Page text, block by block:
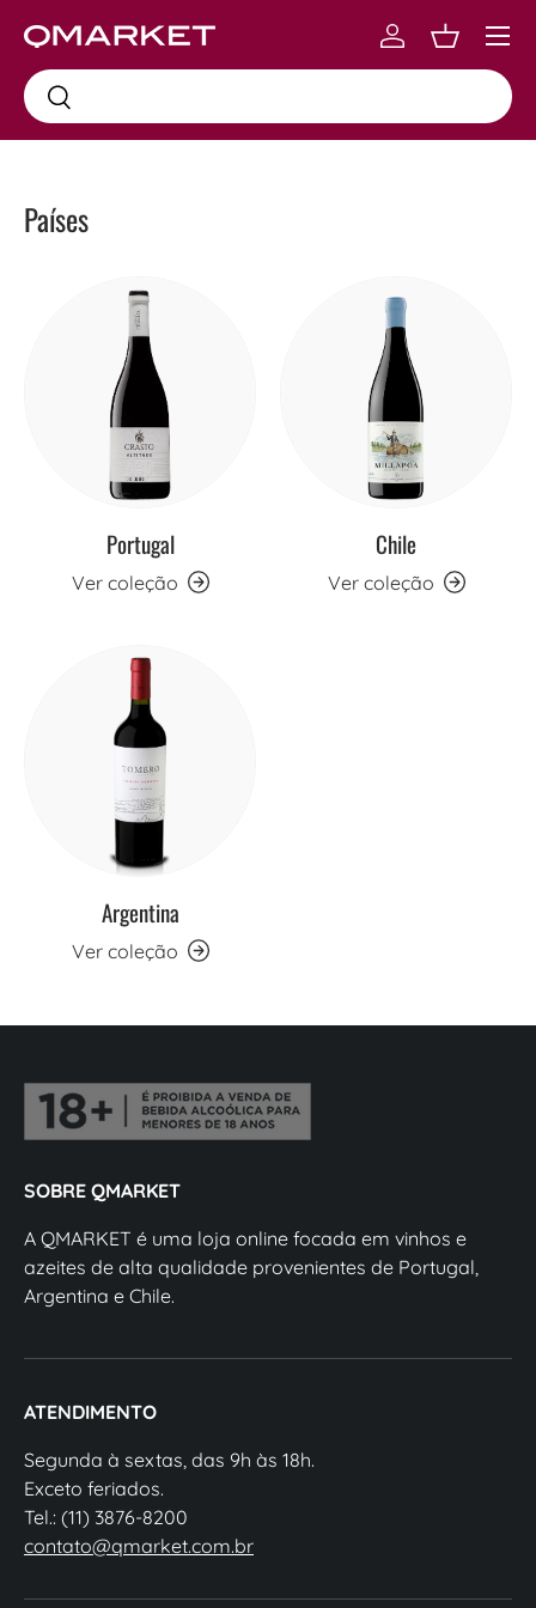
Skip to content
Busca
Busca
Log inCarrinho
Menu
Países
Portugal
Ver coleção
Chile
Ver coleção
Argentina
Ver coleção
SOBRE QMARKET
A QMARKET é uma loja online focada em vinhos e
azeites de alta qualidade provenientes de Portugal,
Argentina e Chile.
ATENDIMENTO
Segunda à sextas, das 9h às 18h.
Exceto feriados.
Tel.: (11) 3876-8200
contato@qmarket.com.br